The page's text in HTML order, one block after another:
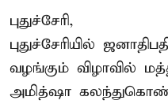
புதுச்சேரி,
புதுச்சேரியில்
வழங்கும் விழாவில்
அமித்ஷா